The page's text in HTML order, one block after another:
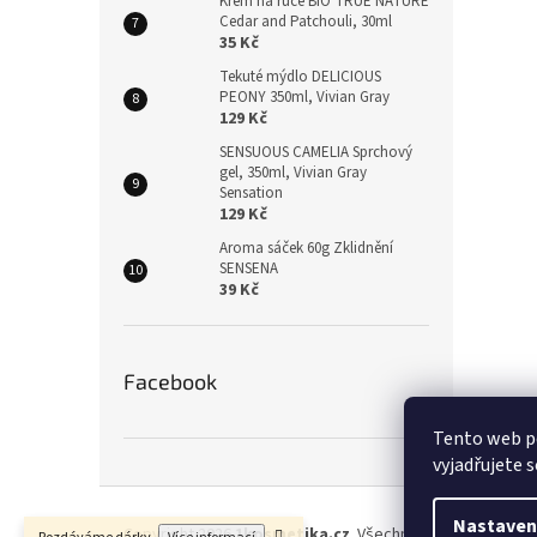
Tento web
vyjadřujete
Cedar and Patchouli, 30ml
35 Kč
Tekuté mýdlo DELICIOUS
PEONY 350ml, Vivian Gray
129 Kč
SENSUOUS CAMELIA Sprchový
gel, 350ml, Vivian Gray
Sensation
129 Kč
Aroma sáček 60g Zklidnění
SENSENA
39 Kč
Facebook